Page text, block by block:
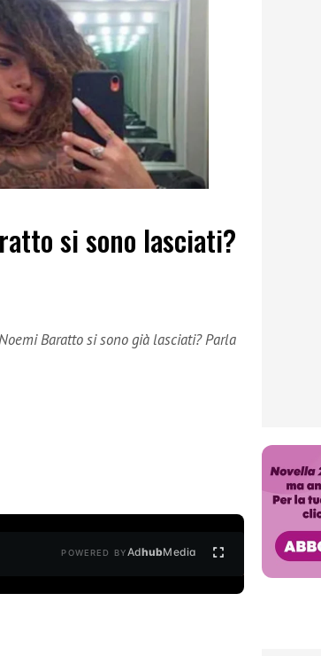
si sono lasciati?
Baratto si sono già lasciati? Parla
POWERED BYAdhubMedia